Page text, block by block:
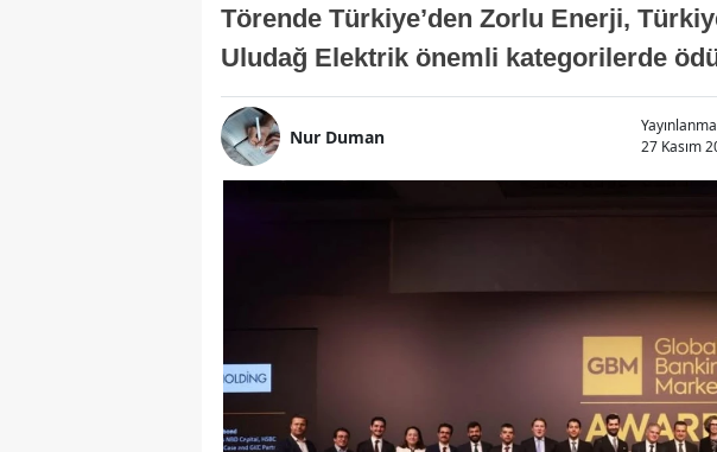
Törende Türkiye’den Zorlu Enerji,
Uludağ Elektrik önemli kategorilerde
Nur Duman
Yayınlanma
27 Kasım